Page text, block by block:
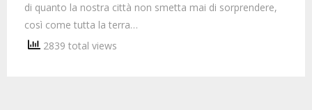
di quanto la nostra città non smetta mai di sorprendere,
così come tutta la terra…
2839 total views